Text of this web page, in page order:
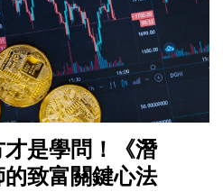
才是學問！《潛
致富關鍵心法